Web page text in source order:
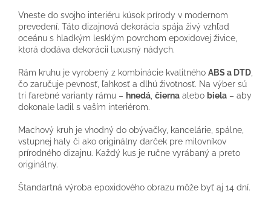
Vneste do svojho interiéru kúsok prírody v modernom
prevedení. Táto dizajnová dekorácia spája živý vzhľad
oceánu s hladkým lesklým povrchom epoxidovej živice,
ktorá dodáva dekorácii luxusný nádych.
Rám kruhu je vyrobený z kombinácie kvalitného ABS a DTD,
čo zaručuje pevnosť, ľahkosť a dlhú životnosť. Na výber sú
tri farebné varianty rámu – hnedá, čierna alebo biela – aby
dokonale ladil s vaším interiérom.
Machový kruh je vhodný do obývačky, kancelárie, spálne,
vstupnej haly či ako originálny darček pre milovníkov
prírodného dizajnu. Každý kus je ručne vyrábaný a preto
originálny.
Štandartná výroba epoxidového obrazu môže byť aj 14 dní.